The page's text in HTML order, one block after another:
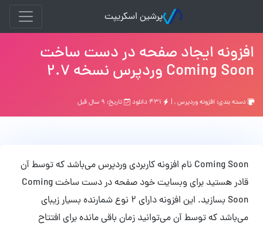
پرشین اسکریپت
افزونه ایجاد صفحه در دست ساخت
Coming Soon وردپرس نسخه 2.7
دسته بندی: افزونه وردپرس, | تاریخ: ۹ سال قبل
Coming Soon نام افزونه کاربردی وردپرس می‌باشد که توسط آن
قادر هستید برای وبسایت خود صفحه در دست ساخت Coming
Soon بسازید. این افزونه دارای 2 نوع شمارنده بسیار زیبای
می‌باشد که توسط آن می‌توانید زمان باقی مانده برای افتتاح